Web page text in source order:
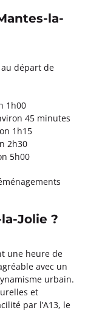
la-
départ de
1h00
45 minutes
1h15
2h30
5h00
Jolie ?
une heure de
avec un
urbain.
et
par l’A13, le